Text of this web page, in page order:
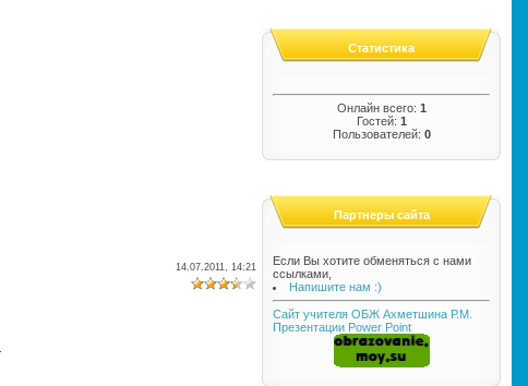
14.07.2011, 14:21
Статистика
Онлайн всего: 1
Гостей: 1
Пользователей: 0
Партнеры сайта
Если Вы хотите обменяться с нами
ссылками,
Напишите нам :)
Сайт учителя ОБЖ Ахметшина Р.М.
Презентации Power Point